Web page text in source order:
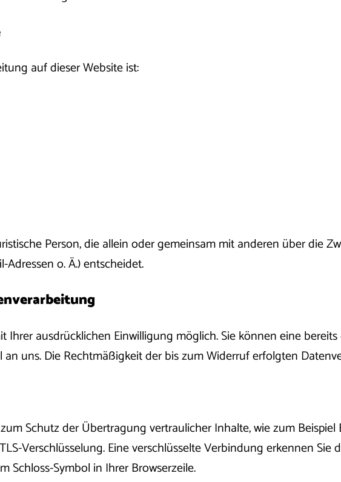
auf dieser Website ist:
Person, die allein oder gemeinsam mit anderen über die
o. Ä.) entscheidet.
ausdrücklichen Einwilligung möglich. Sie können eine
uns. Die Rechtmäßigkeit der bis zum Widerruf erfolgten
Schutz der Übertragung vertraulicher Inhalte, wie zum
Verschlüsselung. Eine verschlüsselte Verbindung erkennen Sie
Schloss-Symbol in Ihrer Browserzeile.